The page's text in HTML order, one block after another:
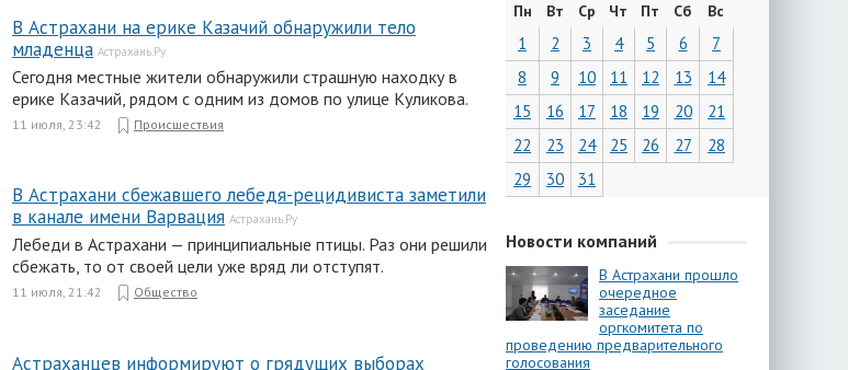
В Астрахани на ерике Казачий обнаружили тело
младенца Астрахань.Ру
Сегодня местные жители обнаружили страшную находку в
ерике Казачий, рядом с одним из домов по улице Куликова.
11 июля, 23:42 Происшествия
В Астрахани сбежавшего лебедя-рецидивиста заметили
в канале имени Варвация Астрахань.Ру
Лебеди в Астрахани — принципиальные птицы. Раз они решили
сбежать, то от своей цели уже вряд ли отступят.
11 июля, 21:42 Общество
Астраханцев информируют о грядущих выборах
Пн Вт Ср Чт Пт Сб Вс
1 2 3 4 5 6
7
8
9 10 11 12 13
14
15
16 17 18 19 20
21
22
23 24 25 26 27
28
29
30 31
Новости компаний
В Астрахани прошло
очередное
заседание
оргкомитета по
проведению предварительного
голосования